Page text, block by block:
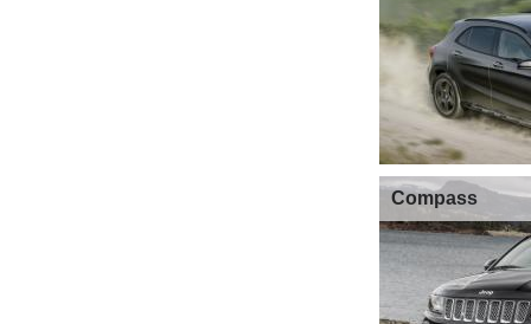
Compass